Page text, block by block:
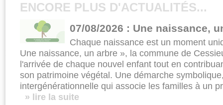
ENCORE PLUS D'ACTUALITÉS...
07/08/2026 : Une naissance,
Chaque naissance est un moment
Une naissance, un arbre », la commune de
l'arrivée de chaque nouvel enfant tout en
son patrimoine végétal. Une démarche
intergénérationnelle qui associe les familles à un
» lire la suite